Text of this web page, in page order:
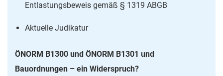
Entlastungsbeweis gemäß § 1319 ABGB
Aktuelle Judikatur
ÖNORM B1300 und ÖNORM B1301 und
Bauordnungen – ein Widerspruch?